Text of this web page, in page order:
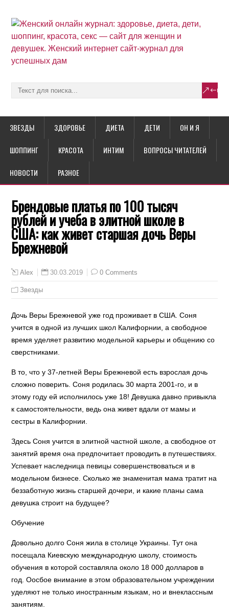
ЗВЕЗДЫ ЗДОРОВЬЕ ДИЕТА ДЕТИ ОН И Я
ШОППИНГ КРАСОТА ИНТИМ ВОПРОСЫ ЧИТАТЕЛЕЙ
НОВОСТИ РАЗНОЕ
Брендовые платья по 100 тысяч
рублей и учеба в элитной школе в
США: как живет старшая дочь Веры
Брежневой
Alex 30.03.2019 0 Comments
Звезды
Дочь Веры Брежневой уже год проживает в США. Соня
учится в одной из лучших школ Калифорнии, а свободное
время уделяет развитию модельной карьеры и общению со
сверстниками.
В то, что у 37-летней Веры Брежневой есть взрослая дочь
сложно поверить. Соня родилась 30 марта 2001-го, и в
этому году ей исполнилось уже 18! Девушка давно привыкла
к самостоятельности, ведь она живет вдали от мамы и
сестры в Калифорнии.
Здесь Соня учится в элитной частной школе, а свободное от
занятий время она предпочитает проводить в путешествиях.
Успевает наследница певицы совершенствоваться и в
модельном бизнесе. Сколько же знаменитая мама тратит на
беззаботную жизнь старшей дочери, и какие планы сама
девушка строит на будущее?
Обучение
Довольно долго Соня жила в столице Украины. Тут она
посещала Киевскую международную школу, стоимость
обучения в которой составляла около 18 000 долларов в
год. Оосбое внимание в этом образовательном учреждении
уделяют не только иностранным языкам, но и внеклассным
занятиям.